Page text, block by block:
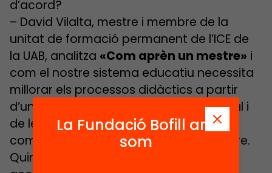
d’acord?
– David Vilalta, mestre i membre de la
unitat de formació permanent de l’ICE de
la UAB, analitza «Com aprèn un mestre» i
com el nostre sistema educatiu necessita
millorar els processos didàctics a partir
d’una reforma de la cultura professional i
de les institucions educatives, tenint en
compte la importància del rol del mestre.
Quines millores proposaries per
La Fundació Bofill ara
som